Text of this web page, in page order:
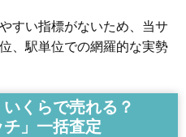
すい指標がないため、当サ
、駅単位での網羅的な実勢
くらで売れる？
チ」一括査定